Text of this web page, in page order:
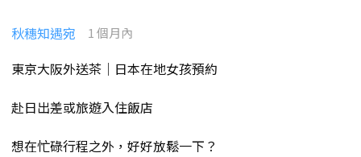
秋穗知遇宛 1 個月內
東京大阪外送茶｜日本在地女孩預約
赴日出差或旅遊入住飯店
想在忙碌行程之外，好好放鬆一下？